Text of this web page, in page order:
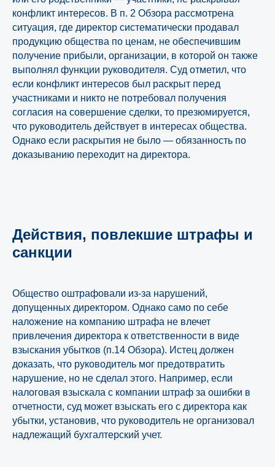
конфликт интересов. В п. 2 Обзора рассмотрена
ситуация, где директор систематически продавал
продукцию общества по ценам, не обеспечившим
получение прибыли, организации, в которой он также
выполнял функции руководителя. Суд отметил, что
если конфликт интересов был раскрыт перед
участниками и никто не потребовал получения
согласия на совершение сделки, то презюмируется,
что руководитель действует в интересах общества.
Однако если раскрытия не было — обязанность по
доказыванию переходит на директора.
Действия, повлекшие штрафы и
санкции
Общество оштрафовали из-за нарушений,
допущенных директором. Однако само по себе
наложение на компанию штрафа не влечет
привлечения директора к ответственности в виде
взыскания убытков (п.14 Обзора). Истец должен
доказать, что руководитель мог предотвратить
нарушение, но не сделал этого. Например, если
налоговая взыскала с компании штраф за ошибки в
отчетности, суд может взыскать его с директора как
убытки, установив, что руководитель не организовал
надлежащий бухгалтерский учет.